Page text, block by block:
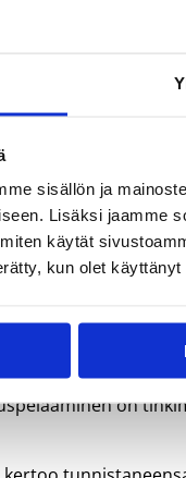
sisällön ja
Lisäksi jaamme
käytät
kun olet käyttänyt
tämä peli on
kun Saksan
– ja
Lehto naurahtaa.
painetta oli
suulla
on